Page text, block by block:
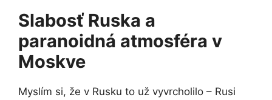
Slabosť Ruska a
paranoidná atmosféra v
Moskve
Myslím si, že v Rusku to už vyvrcholilo – Rusi